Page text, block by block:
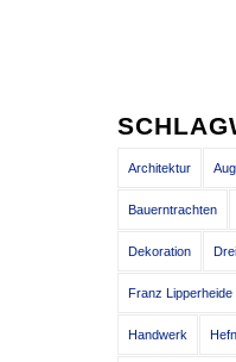
Architektur
Bauerntrachten
Dekoration
Franz Lipperheide
Handwerk